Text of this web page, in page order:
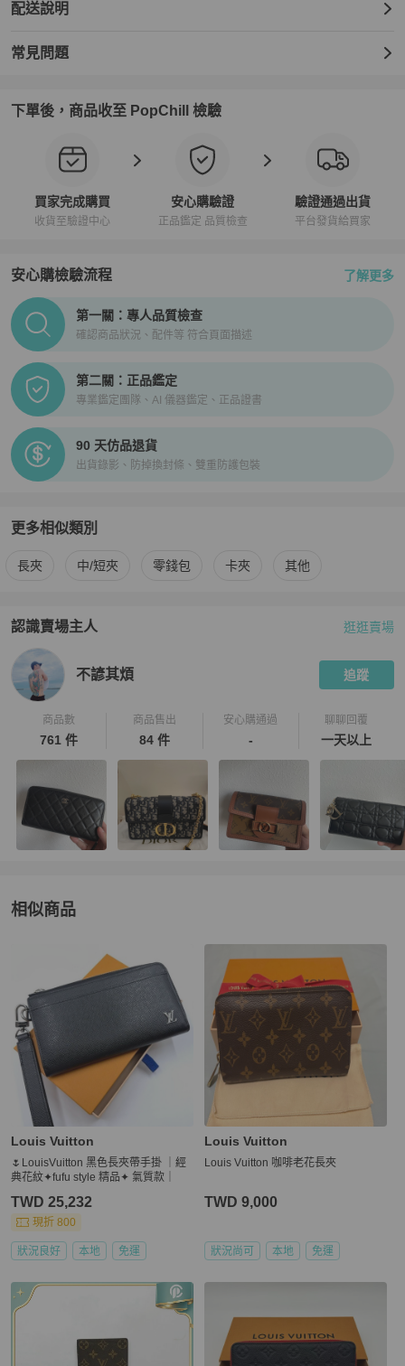
配送說明
常見問題
下單後，商品收至 PopChill 檢驗
買家完成購買
收貨至驗證中心
安心購驗證
正品鑑定 品質檢查
驗證通過出貨
平台發貨給買家
安心購檢驗流程 了解更多
PopChill拍拍圈正品驗證、安心購檢驗流程介紹
第一關：專人品質檢查
確認商品狀況、配件等 符合頁面描述
第二關：正品鑑定
專業鑑定團隊、AI 儀器鑑定、正品證書
90 天仿品退貨
出貨錄影、防掉換封條、雙重防護包裝
更多相似類別
更多Louis Vuitton男士錢包 / 小皮件 相似商品推薦
長夾 中/短夾 零錢包 卡夾 其他
認識賣場主人
PopChill 拍拍圈嚴選賣家
逛逛賣場
不諺其煩 追蹤
商品數
761 件
商品售出
84 件
安心購通過
-
聊聊回覆
一天以上
相似商品
男士錢包 / 小皮件推薦精品
Louis Vuitton
🌷LouisVuitton 黑色長夾帶手掛 ｜經
典花紋✦fufu style 精品✦ 氣質款｜
TWD 25,232
現折 800
狀況良好 本地 免運
Louis Vuitton
Louis Vuitton 咖啡老花長夾
TWD 9,000
狀況尚可 本地 免運